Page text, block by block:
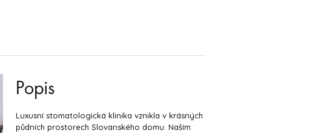
Popis
Luxusní stomatologická klinika vznikla v krásných
půdních prostorech Slovanského domu. Naším